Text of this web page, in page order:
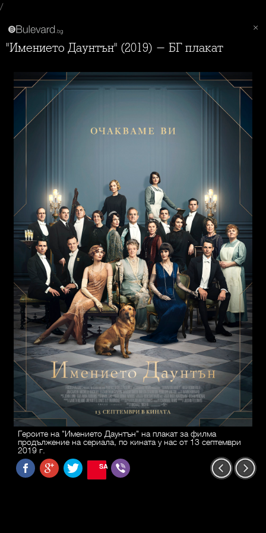
/
"Имението Даунтън" (2019) - БГ плакат
Героите на "Имението Даунтън" на плакат за филма
продължение на сериала, по кината у нас от 13 септември
2019 г.
SAVE